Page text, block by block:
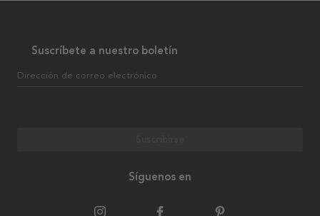
Suscríbete a nuestro boletín
Dirección de correo electrónico
Síguenos en